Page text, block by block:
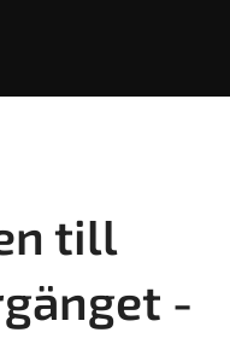
till
-